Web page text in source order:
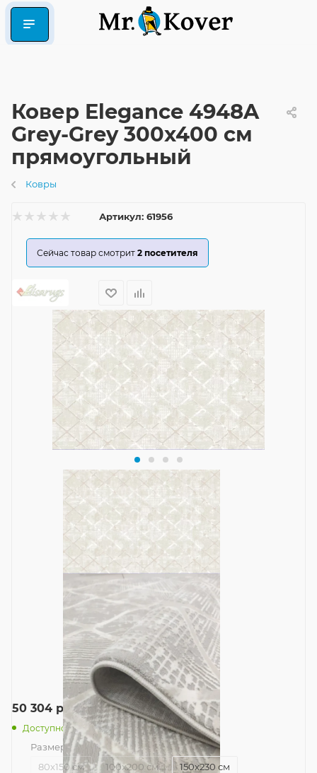
Ковер Elegance 4948A
Grey-Grey 300x400 см
прямоугольный
Ковры
Артикул: 61956
Сейчас товар смотрит 2 посетителя
50 304 руб./шт
Доступно: 3
Размер —
300x400 см
80x150 см
100x200 см 150x230 см